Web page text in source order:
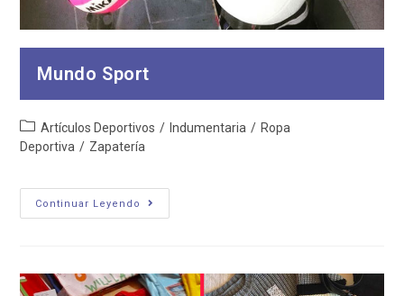
Mundo Sport
Categoría
de
Artículos Deportivos / Indumentaria / Ropa
Deportiva / Zapatería
Continuar Leyendo
Mundo
Sport